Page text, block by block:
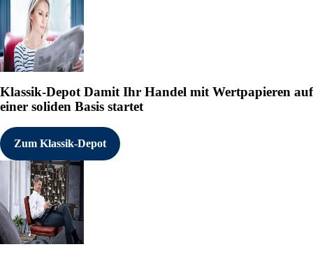
Klassik-DepotDamit Ihr Handel mit Wertpapieren auf
einer soliden Basis startet
Zum Klassik-Depot